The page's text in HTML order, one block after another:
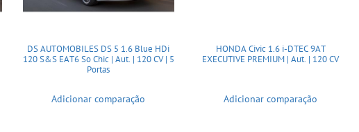
DS AUTOMOBILES DS 5 1.6 Blue HDi
120 S&S EAT6 So Chic | Aut. | 120 CV | 5
Portas
Adicionar comparação
HONDA Civic 1.6 i-DTEC 9AT
EXECUTIVE PREMIUM | Aut. | 120 CV
Adicionar comparação